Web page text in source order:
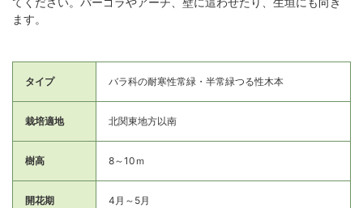
ます。
タイプ バラ科の耐寒性常緑・半常緑つる性木本
栽培適地 北関東地方以南
樹高 8～10ｍ
開花期 4月～5月